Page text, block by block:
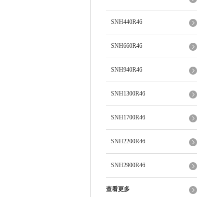
SNH440R46
SNH660R46
SNH940R46
SNH1300R46
SNH1700R46
SNH2200R46
SNH2900R46
查看更多